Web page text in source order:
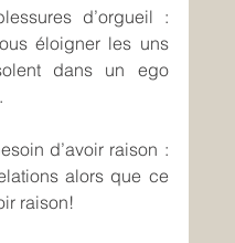
d’orgueil :
éloigner les uns
dans un ego
d’avoir raison :
alors que ce
raison!